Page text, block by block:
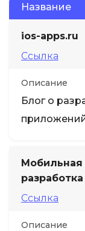
Название
ios-apps.ru
Ссылка
Описание
Блог о
Мобильная
разработка
Ссылка
Описание